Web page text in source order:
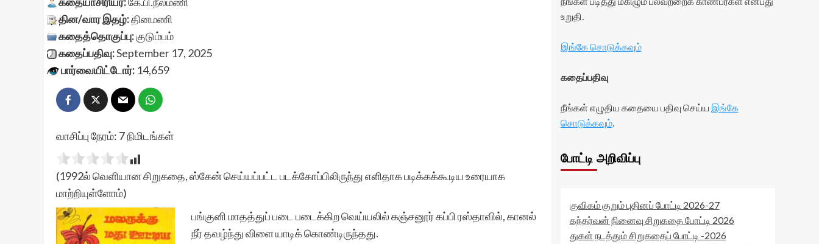
தின/வார இதழ்:தினமணி
கதைத்தொகுப்பு:குடும்பம்
கதைப்பதிவு:September 17, 2025
பார்வையிட்டோர்: 14,659
வாசிப்பு நேரம்: 7நிமிடங்கள்
(1992ல் வெளியான சிறுகதை, ஸ்கேன் செய்யப்பட்ட படக்கோப்பிலிருந்து எளிதாக படிக்கக்கூடிய உரையாக
மாற்றியுள்ளோம்)
பங்குனி மாதத்துப் படை படைக்கிற வெய்யலில் கஞ்சனூர் கப்பி ரஸ்தாவில், கானல்
நீர் தவழ்ந்து விளை யாடிக் கொண்டிருந்தது.
உறுதி.
இங்கே சொடுக்கவும்
கதைப்பதிவு
நீங்கள் எழுதிய கதையை பதிவு செய்ய இங்கே
சொடுக்கவும்.
போட்டி அறிவிப்பு
குவிகம் குறும் புதினப் போட்டி 2026-27
கந்தர்வன் நினைவு சிறுகதை போட்டி 2026
துகள் நடத்தும் சிறுகதைப் போட்டி -2026